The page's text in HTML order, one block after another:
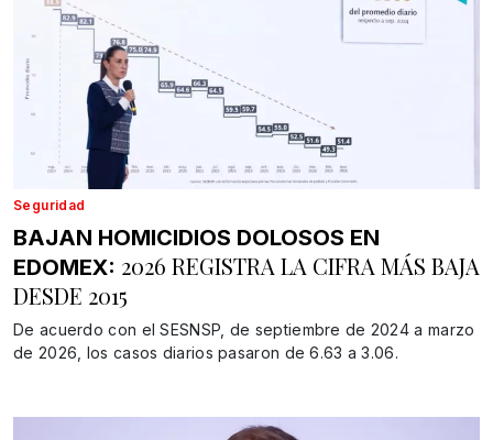
Seguridad
BAJAN HOMICIDIOS DOLOSOS EN
EDOMEX: 2026 REGISTRA LA CIFRA MÁS BAJA
DESDE 2015
De acuerdo con el SESNSP, de septiembre de 2024 a marzo
de 2026, los casos diarios pasaron de 6.63 a 3.06.